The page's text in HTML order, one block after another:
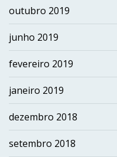
outubro 2019
junho 2019
fevereiro 2019
janeiro 2019
dezembro 2018
setembro 2018